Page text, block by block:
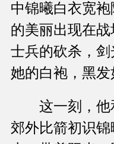
中锦曦白衣宽
的美丽出现在
士兵的砍杀，
她的白袍，黑发
这一刻，他
郊外比箭初识